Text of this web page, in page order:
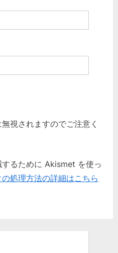
視されますのでご注意く
るために Akismet を使っ
処理方法の詳細はこちら